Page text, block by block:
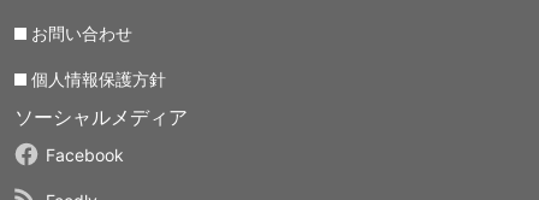
お問い合わせ
個人情報保護方針
ソーシャルメディア
Facebook